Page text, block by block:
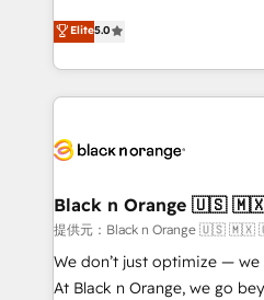
Book Process & Guidelines
Formations des utilisateurs
migrations, Revenue
Integrations, Custom AI
Design With over 15 years of experience, we help
companies bridge the gap
data hygiene, and tailored
a global consultancy with
boutique firm. At Triario,
but small enough to listen. Our Services: HubSpot
implementations & data
Elite5.0
Black n Orange 🇺🇸
提供元：Black n Orange 🇺🇸
We don’t just optimize —
At Black n Orange, we go